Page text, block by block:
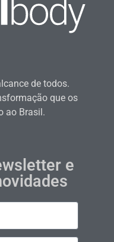
de todos.
que os
ao Brasil.
e